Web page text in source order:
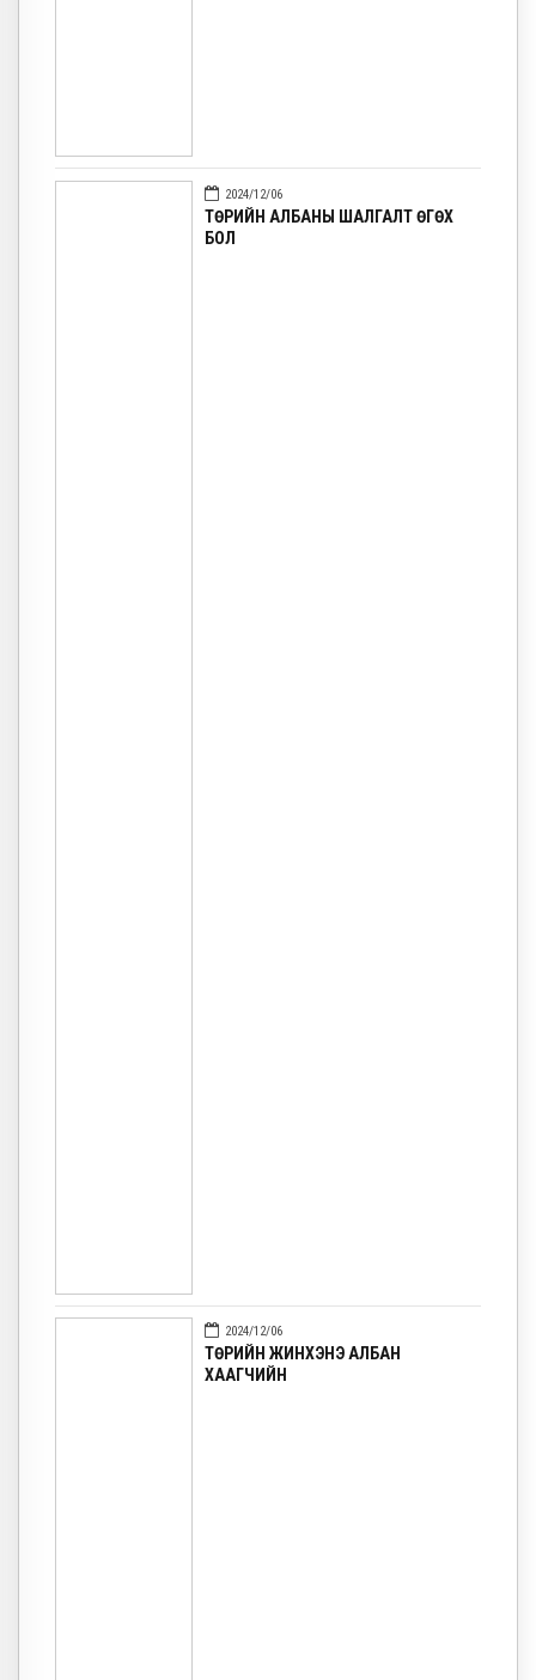
2024/12/06
ТӨРИЙН АЛБАНЫ ШАЛГАЛТ ӨГӨХ
БОЛ
2024/12/06
ТӨРИЙН ЖИНХЭНЭ АЛБАН
ХААГЧИЙН